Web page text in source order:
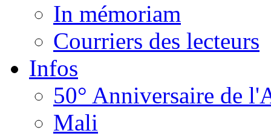
In mémoriam
Courriers des lecteurs
Infos
50° Anniversaire de
Mali